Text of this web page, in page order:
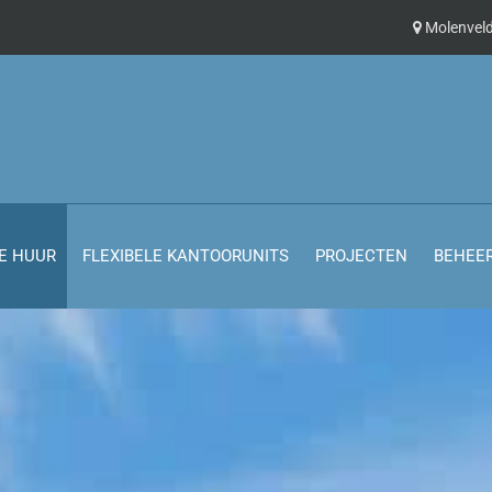
HUUR FLEXIBELE KANTOORUNITS PROJECTEN